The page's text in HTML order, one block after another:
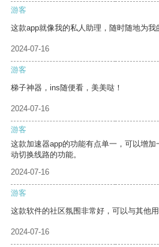
游客
这款app就像我的私人助理，随时随地为我
2024-07-16
游客
梯子神器，ins随便看，美美哒！
2024-07-16
游客
这款加速器app的功能有点单一，可以增
动切换线路的功能。
2024-07-16
游客
这款软件的社区氛围非常好，可以与其他用
2024-07-16